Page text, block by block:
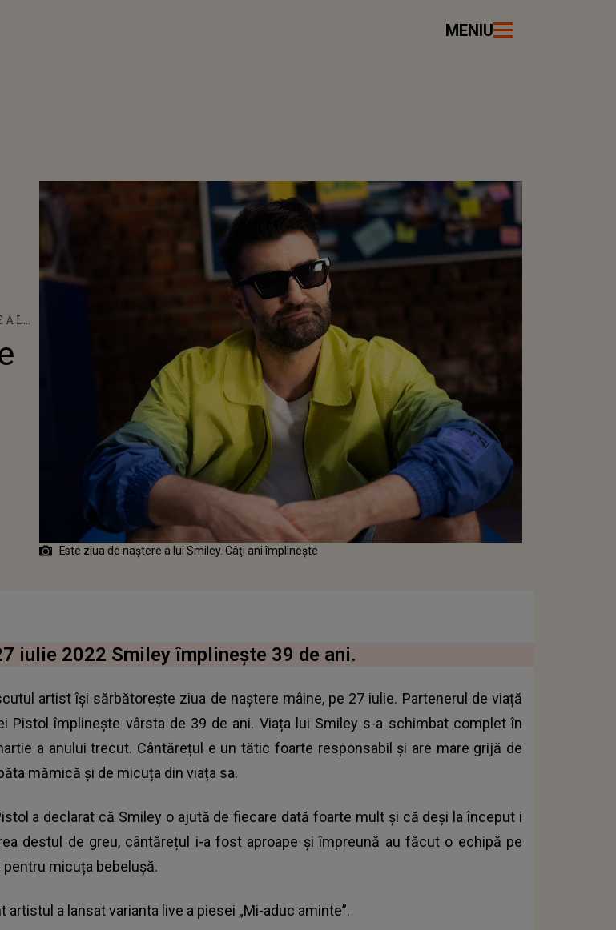
MENIU
LUI
Este ziua de naştere a lui Smiley. Câţi ani împlineşte
ARTICOLUL
iulie 2022 Smiley împlinește 39 de ani.
artist își sărbătorește ziua de naștere mâine, pe 27 iulie. Partenerul de viață
Pistol împlinește vârsta de 39 de ani. Viața lui Smiley s-a schimbat complet în
a anului trecut. Cântărețul e un tătic foarte responsabil și are mare grijă de
mămică și de micuța din viața sa.
a declarat că Smiley o ajută de fiecare dată foarte mult și că deși la început i
destul de greu, cântărețul i-a fost aproape și împreună au făcut o echipă pe
micuța bebelușă.
artistul a lansat varianta live a piesei „Mi-aduc aminte”.